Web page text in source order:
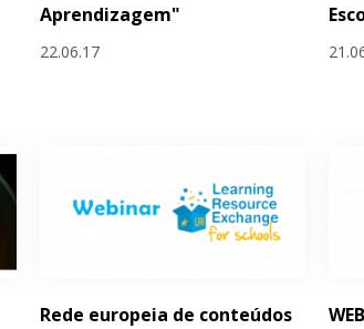
Aprendizagem"
22.06.17
Rede europeia de conteúdos